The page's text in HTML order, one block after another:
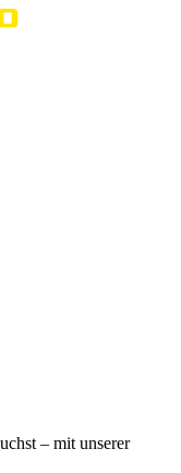
– mit unserer